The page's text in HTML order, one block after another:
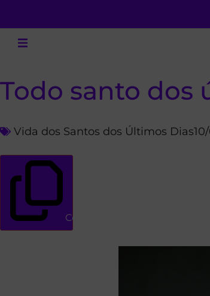
Todo santo dos
Vida dos Santos dos Últimos Dias
Copiar link